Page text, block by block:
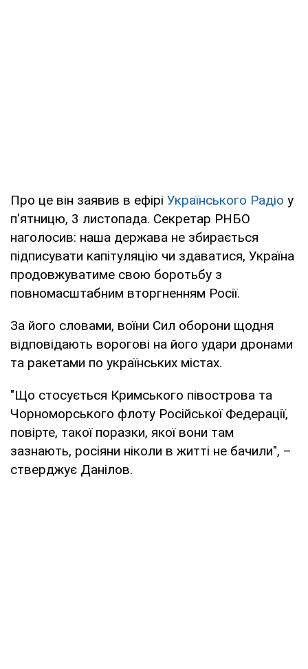
Про це він заявив в ефірі Українського Радіо у
п'ятницю, 3 листопада. Секретар РНБО
наголосив: наша держава не збирається
підписувати капітуляцію чи здаватися, Україна
продовжуватиме свою боротьбу з
повномасштабним вторгненням Росії.
За його словами, воїни Сил оборони щодня
відповідають ворогові на його удари дронами
та ракетами по українських містах.
"Що стосується Кримського півострова та
Чорноморського флоту Російської Федерації,
повірте, такої поразки, якої вони там
зазнають, росіяни ніколи в житті не бачили", –
стверджує Данілов.